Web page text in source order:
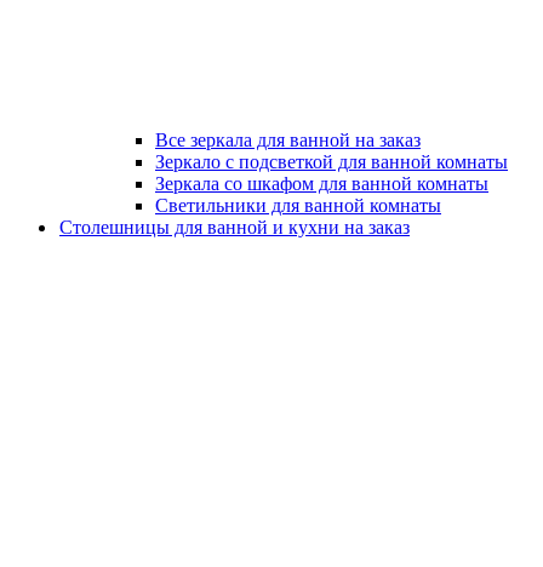
Все зеркала для ванной на заказ
Зеркало с подсветкой для ванной комнаты
Зеркала со шкафом для ванной комнаты
Светильники для ванной комнаты
Столешницы для ванной и кухни на заказ